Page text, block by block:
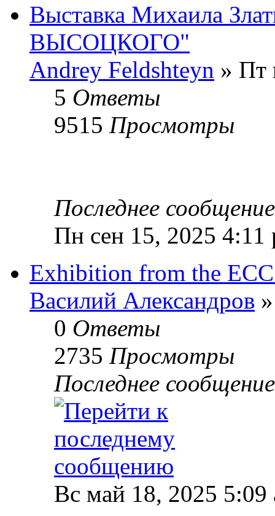
Выставка Михаила
ВЫСОЦКОГО"
Andrey Feldshteyn » Пт
5 Ответы
9515 Просмотры
Последнее
Пн сен 15, 2025 4:11
Exhibition from the
Василий Александров
0 Ответы
2735 Просмотры
Последнее
Вс май 18, 2025 5:09